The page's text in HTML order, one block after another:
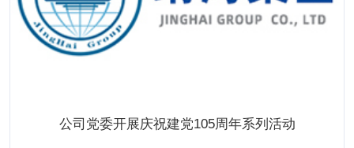
公司党委开展庆祝建党105周年系列活动